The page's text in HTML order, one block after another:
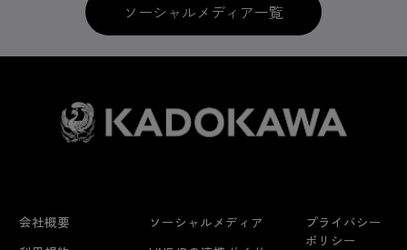
セガ名作サントラCD
グッズ
書籍
ソーシャルメディア一覧
会社概要
ソーシャルメディア
プライバシー
ポリシー